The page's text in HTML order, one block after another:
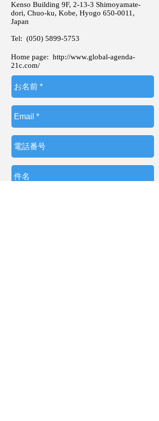
Kenso Building 9F, 2-13-3 Shimoyamate-
dori, Chuo-ku, Kobe, Hyogo 650-0011 ,
Japan
Tel: (050) 5899-5753
Home page: http://www.global-agenda-
21c.com/